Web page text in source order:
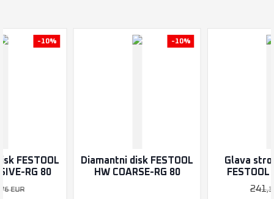
-10%
FESTOOL
RG 80
EUR
-10%
Diamantni disk FESTOOL
HW COARSE-RG 80
Glava
FESTOOL
241